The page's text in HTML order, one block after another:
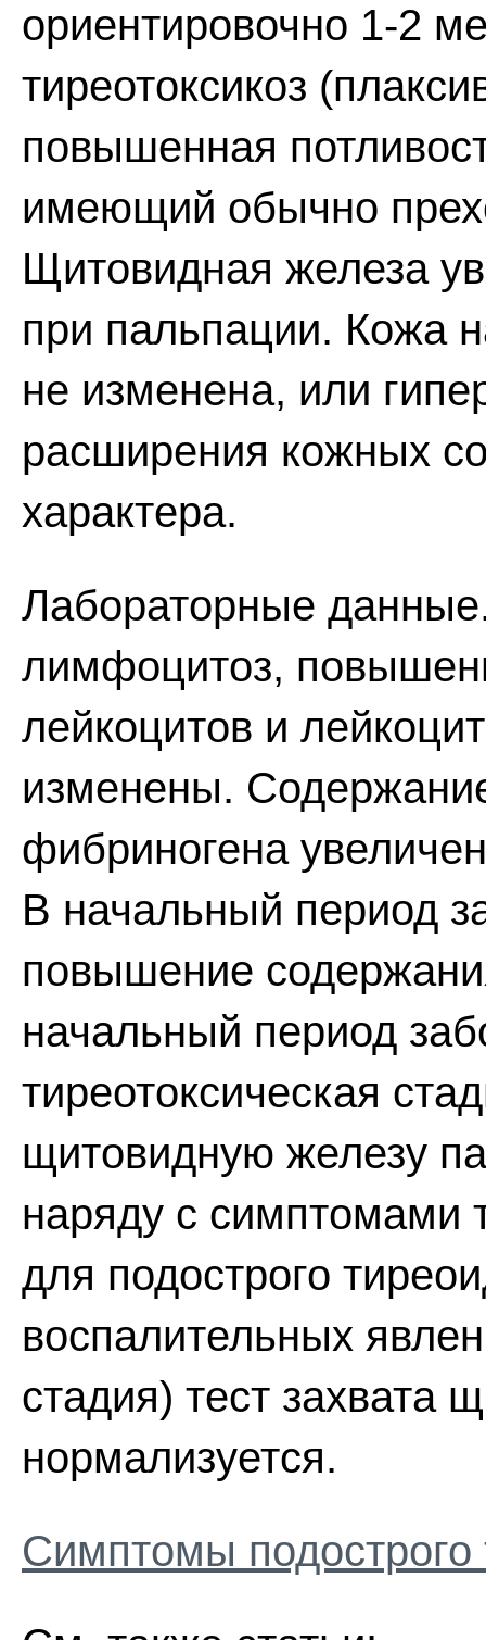
ориентировочно 1-2
тиреотоксикоз
повышенная
имеющий обычно
Щитовидная железа
при пальпации. Кожа
не изменена, или
расширения кожных
характера.
Лабораторные
лимфоцитоз,
лейкоцитов и
изменены.
фибриногена
В начальный период
повышение
начальный период
тиреотоксическая
щитовидную железу
наряду с симптомами
для подострого
воспалительных
стадия) тест захвата
нормализуется.
Симптомы подострого